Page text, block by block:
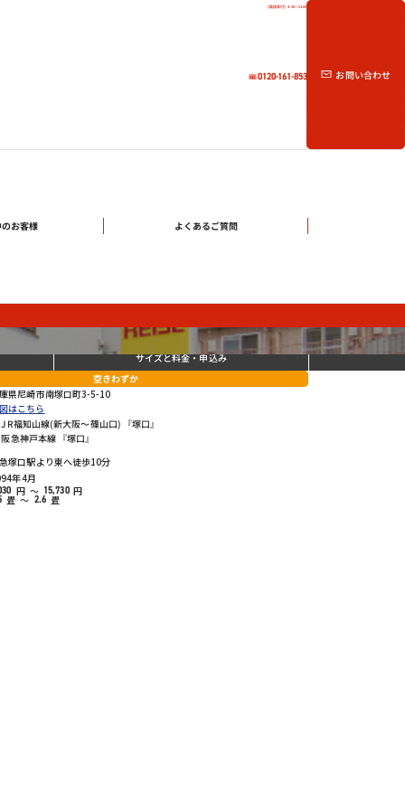
【電話受付】9:30～21:00
0120-161-853 お問い合わせ
お客様 よくあるご質問
サイズと料金・申込み
空きわずか
県尼崎市南塚口町3-5-10
はこちら
JR福知山線(新大阪～篠山口) 『塚口』
阪急神戸本線 『塚口』
塚口駅より東へ徒歩10分
年4月
円 ～ 15,730 円
畳 ～ 2.6 畳